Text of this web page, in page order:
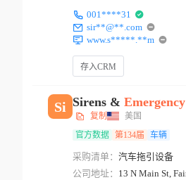
001****31
sir**@**.com
www.s*****.**m
存入CRM
Si Sirens & Emergency
复制
美国
官方数据 第134届 车辆
采购清单： 汽车拖引设备
公司地址： 13 N Main St,